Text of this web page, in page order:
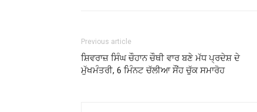
Previous article
ਸ਼ਿਵਰਾਜ਼ ਸਿੰਘ ਚੌਹਾਨ ਚੌਥੀ ਵਾਰ ਬਣੇ ਮੱਧ ਪ੍ਰਦੇਸ਼ ਦੇ
ਮੁੱਖਮੰਤਰੀ, 6 ਮਿੰਨਟ ਚੱਲੀਆ ਸੌਂਹ ਚੁੱਕ ਸਮਾਰੋਹ